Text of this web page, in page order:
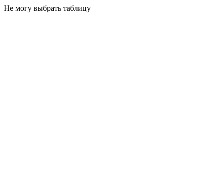
Не могу выбрать таблицу